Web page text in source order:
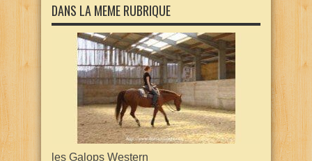
DANS LA MEME RUBRIQUE
les Galops Western